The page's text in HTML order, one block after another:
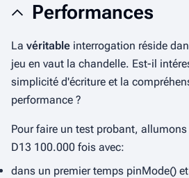
Performances
La véritable interrogation réside
jeu en vaut la chandelle. Est-il
simplicité d'écriture et la
performance ?
Pour faire un test probant,
D13 100.000 fois avec:
dans un premier temps pinMode() et